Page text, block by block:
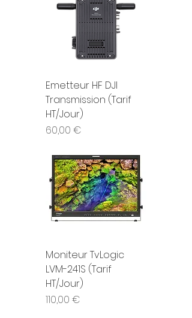
Emetteur HF DJI
Transmission (Tarif
HT/Jour)
Prix
60,00 €
Moniteur TvLogic
LVM-241S (Tarif
HT/Jour)
Prix
110,00 €